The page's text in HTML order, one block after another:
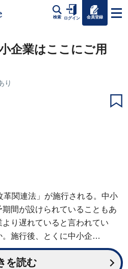
検索 ログイン 会員登録
企業はここにご用
り
革関連法」が施行される。中小
間が設けられていることもあ
り遅れていると言われてい
。施行後、とくに中小企…
を読む